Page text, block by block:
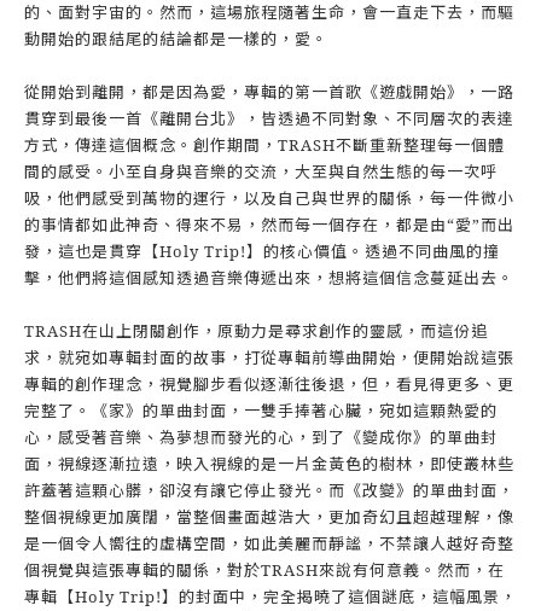
的、面對宇宙的。然而，這場旅程隨著生命，會一直走下去，而驅
動開始的跟結尾的結論都是一樣的，愛。
從開始到離開，都是因為愛，專輯的第一首歌《遊戲開始》，一路
貫穿到最後一首《離開台北》，皆透過不同對象、不同層次的表達
方式，傳達這個概念。創作期間，TRASH不斷重新整理每一個體
間的感受。小至自身與音樂的交流，大至與自然生態的每一次呼
吸，他們感受到萬物的運行，以及自己與世界的關係，每一件微小
的事情都如此神奇、得來不易，然而每一個存在，都是由“愛”而出
發，這也是貫穿【Holy Trip!】的核心價值。透過不同曲風的撞
擊，他們將這個感知透過音樂傳遞出來，想將這個信念蔓延出去。
TRASH在山上閉關創作，原動力是尋求創作的靈感，而這份追
求，就宛如專輯封面的故事，打從專輯前導曲開始，便開始說這張
專輯的創作理念，視覺腳步看似逐漸往後退，但，看見得更多、更
完整了。《家》的單曲封面，一雙手捧著心臟，宛如這顆熱愛的
心，感受著音樂、為夢想而發光的心，到了《變成你》的單曲封
面，視線逐漸拉遠，映入視線的是一片金黃色的樹林，即使叢林些
許蓋著這顆心髒，卻沒有讓它停止發光。而《改變》的單曲封面，
整個視線更加廣闊，當整個畫面越浩大，更加奇幻且超越理解，像
是一個令人嚮往的虛構空間，如此美麗而靜謐，不禁讓人越好奇整
個視覺與這張專輯的關係，對於TRASH來說有何意義。然而，在
專輯【Holy Trip!】的封面中，完全揭曉了這個謎底，這幅風景，